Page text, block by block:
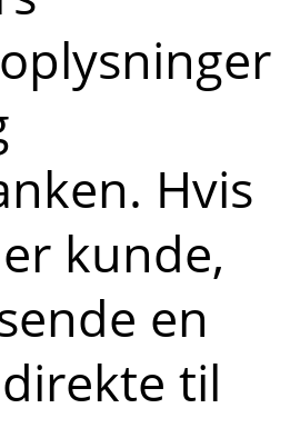
Hvis
kunde,
en
til